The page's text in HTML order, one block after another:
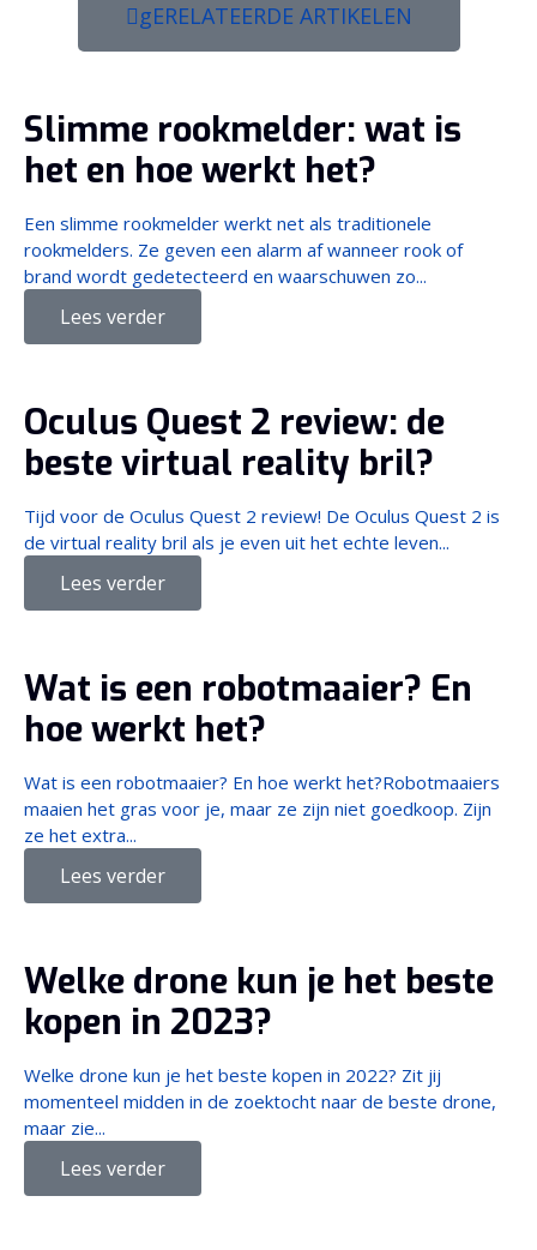
gERELATEERDE ARTIKELEN
Slimme rookmelder: wat is
het en hoe werkt het?
Een slimme rookmelder werkt net als traditionele
rookmelders. Ze geven een alarm af wanneer rook of
brand wordt gedetecteerd en waarschuwen zo...
Lees verder
Oculus Quest 2 review: de
beste virtual reality bril?
Tijd voor de Oculus Quest 2 review! De Oculus Quest 2 is
de virtual reality bril als je even uit het echte leven...
Lees verder
Wat is een robotmaaier? En
hoe werkt het?
Wat is een robotmaaier? En hoe werkt het?Robotmaaiers
maaien het gras voor je, maar ze zijn niet goedkoop. Zijn
ze het extra...
Lees verder
Welke drone kun je het beste
kopen in 2023?
Welke drone kun je het beste kopen in 2022? Zit jij
momenteel midden in de zoektocht naar de beste drone,
maar zie...
Lees verder